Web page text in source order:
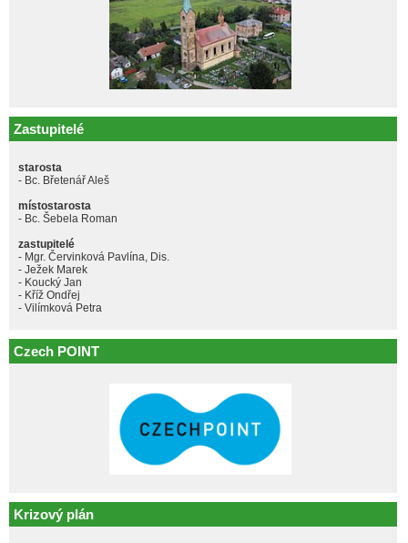
Zastupitelé
starosta
- Bc. Břetenář Aleš
místostarosta
- Bc. Šebela Roman
zastupitelé
- Mgr. Červinková Pavlína, Dis.
- Ježek Marek
- Koucký Jan
- Kříž Ondřej
- Vilímková Petra
Czech POINT
Krizový plán